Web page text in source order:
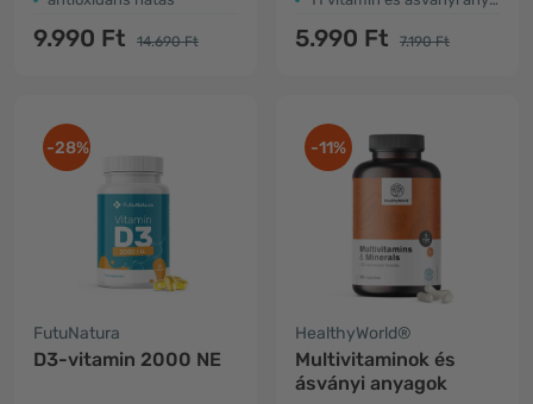
9.990 Ft 14.690 Ft 5.990 Ft 7.190 Ft
-28%
FutuNatura
D3-vitamin 2000 NE
-11%
HealthyWorld®
Multivitaminok és
ásványi anyagok